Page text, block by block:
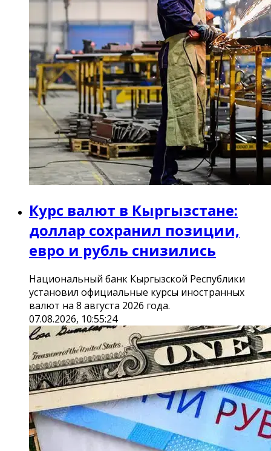
Курс валют в Кыргызстане:
доллар сохранил позиции,
евро и рубль снизились
Национальный банк Кыргызской Республики
установил официальные курсы иностранных
валют на 8 августа 2026 года.
07.08.2026, 10:55:24